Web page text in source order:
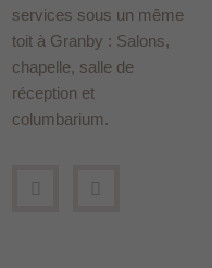
services sous un même
toit à Granby : Salons,
chapelle, salle de
réception et
columbarium.